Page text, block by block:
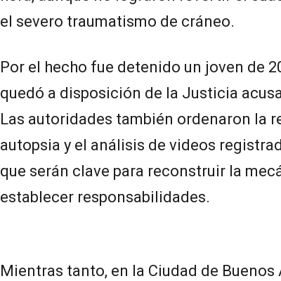
el severo traumatismo de cráneo.
Por el hecho fue detenido un joven de
quedó a disposición de la Justicia
Las autoridades también ordenaron la
autopsia y el análisis de videos
que serán clave para reconstruir la
establecer responsabilidades.
Mientras tanto, en la Ciudad de Buenos